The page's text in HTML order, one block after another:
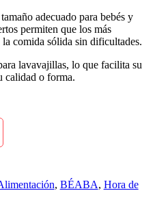
adecuado para bebés y
permiten que los más
la comida sólida sin dificultades.
lavavajillas, lo que facilita su
calidad o forma.
, BÉABA, Hora de